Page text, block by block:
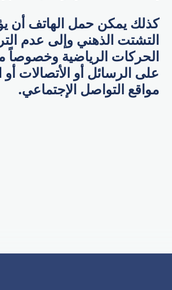
كذلك يمكن حمل الهاتف أن
التشتت الذهني وإلى عدم
الحركات الرياضية وخصوصاً
على الرسائل أو الأتصالات أو
مواقع التواصل الإجتماعي.